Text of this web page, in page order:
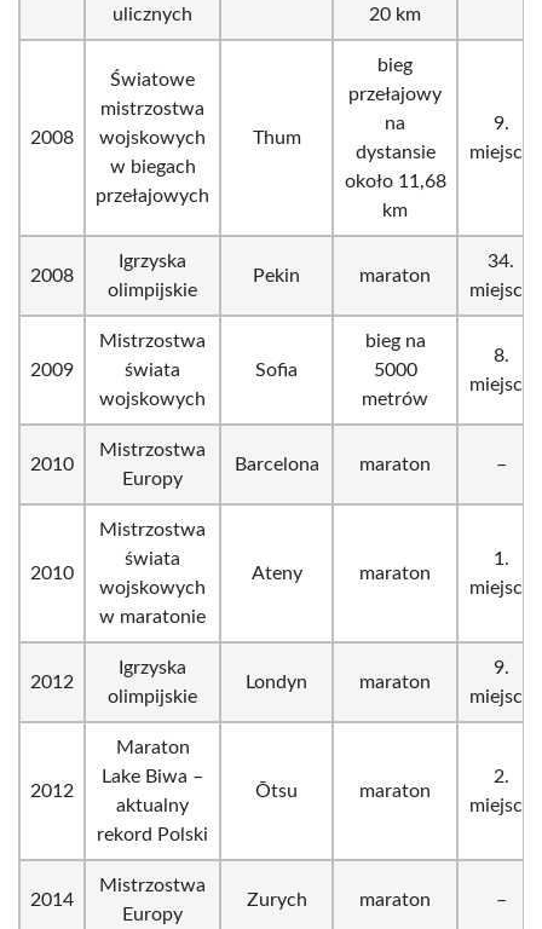
ulicznych
20 km
2008
Światowe
mistrzostwa
wojskowych
w biegach
przełajowych
Thum
bieg
przełajowy
na
dystansie
około 11,68
km
9.
miejsce
2008
Igrzyska
olimpijskie
Pekin maraton
34.
miejsce
2009
Mistrzostwa
świata
wojskowych
Sofia
bieg na
5000
metrów
8.
miejsce
2010
Mistrzostwa
Europy
Barcelona maraton –
2010
Mistrzostwa
świata
wojskowych
w maratonie
Ateny maraton
1.
miejsce
2012
Igrzyska
olimpijskie
Londyn maraton
9.
miejsce
2012
Maraton
Lake Biwa –
aktualny
rekord Polski
Ōtsu maraton
2.
miejsce
2014
Mistrzostwa
Europy
Zurych maraton –